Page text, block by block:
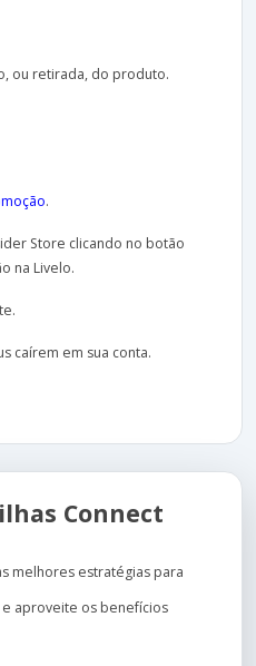
ou retirada, do produto.
.
Store clicando no botão
na Livelo.
caírem em sua conta.
Connect
melhores estratégias para
e aproveite os benefícios